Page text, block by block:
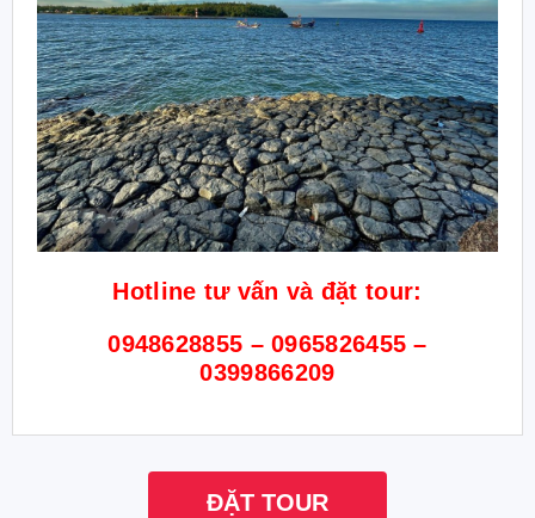
Hotline tư vấn và đặt tour:
0948628855 – 0965826455 –
0399866209
ĐẶT TOUR